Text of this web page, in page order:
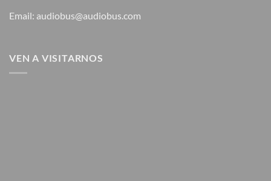
Email: audiobus@audiobus.com
VEN A VISITARNOS